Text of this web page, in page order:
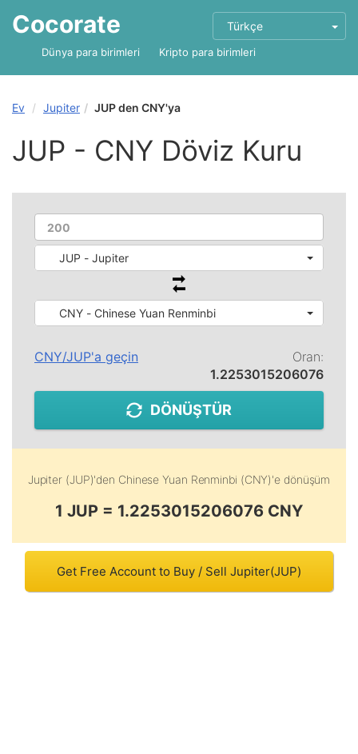
Cocorate Türkçe
Dünya para birimleri Kripto para birimleri
Ev Jupiter JUP den CNY'ya
JUP - CNY Döviz Kuru
JUP - Jupiter
CNY - Chinese Yuan Renminbi
CNY/JUP'a geçin
Oran:
1.2253015206076
DÖNÜŞTÜR
Jupiter (JUP)'den Chinese Yuan Renminbi (CNY)'e dönüşüm
1 JUP = 1.2253015206076 CNY
Get Free Account to Buy / Sell Jupiter(JUP)